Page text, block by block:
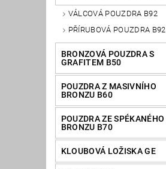
VÁLCOVÁ POUZDRA B92
PŘÍRUBOVÁ POUZDRA B92
BRONZOVÁ POUZDRA S
GRAFITEM B50
POUZDRA Z MASIVNÍHO
BRONZU B60
POUZDRA ZE SPÉKANÉHO
BRONZU B70
KLOUBOVÁ LOŽISKA GE